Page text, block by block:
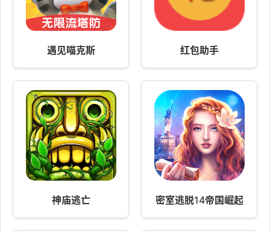
遇见喵克斯 红包助手
神庙逃亡 密室逃脱14帝国崛起